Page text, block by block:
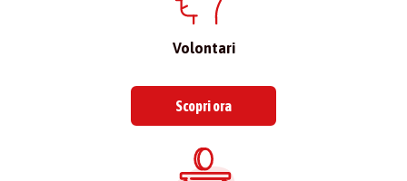
Volontari
Scopri ora